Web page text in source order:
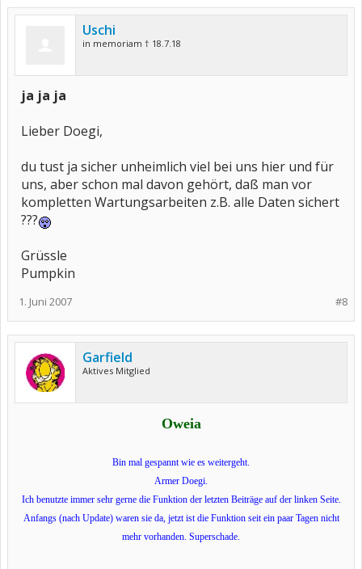
Uschi
in memoriam † 18.7.18
ja ja ja
Lieber Doegi,
du tust ja sicher unheimlich viel bei uns hier und für
uns, aber schon mal davon gehört, daß man vor
kompletten Wartungsarbeiten z.B. alle Daten sichert
???
Grüssle
Pumpkin
#8
1. Juni 2007
Garfield
Aktives Mitglied
Oweia
Bin mal gespannt wie es weitergeht.
Armer Doegi.
Ich benutzte immer sehr gerne die Funktion der letzten Beiträge auf der linken Seite.
Anfangs (nach Update) waren sie da, jetzt ist die Funktion seit ein paar Tagen nicht
mehr vorhanden. Superschade.